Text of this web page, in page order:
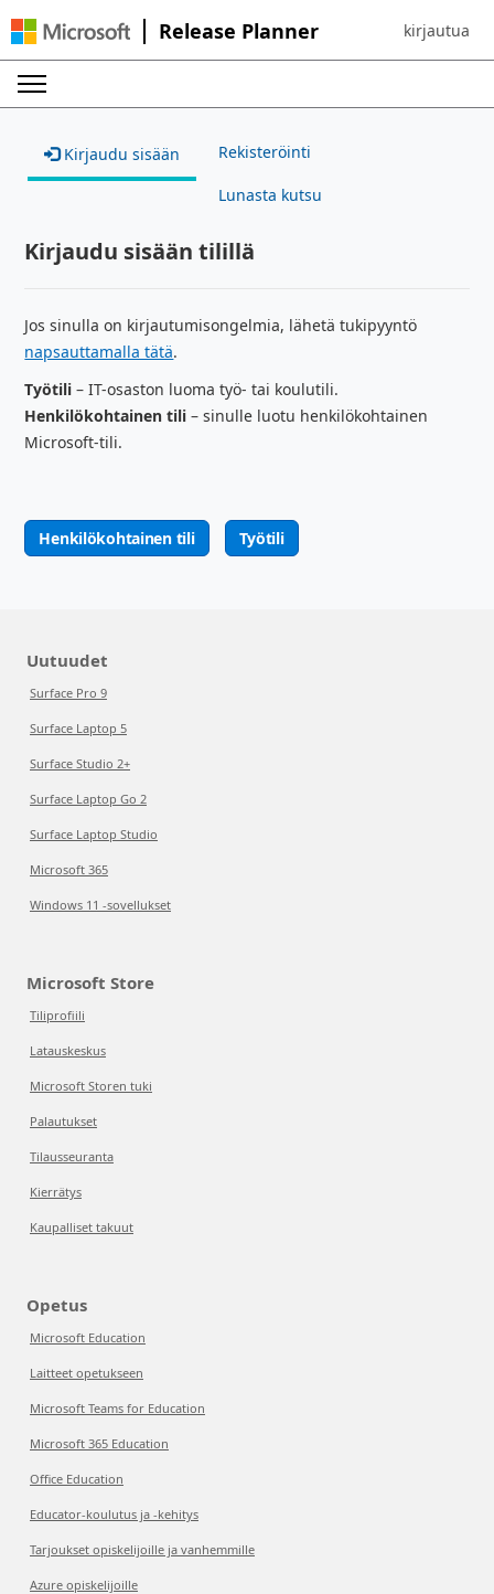
Release Planner Sign in to
kirjautua
Kirjaudu sisään Rekisteröinti
Lunasta kutsu
Kirjaudu sisään tilillä
Jos sinulla on kirjautumisongelmia, lähetä tukipyyntö
napsauttamalla tätä.
Työtili – IT-osaston luoma työ- tai koulutili.
Henkilökohtainen tili – sinulle luotu henkilökohtainen
Microsoft-tili.
Henkilökohtainen tili Työtili
Uutuudet
Surface Pro 9
Surface Laptop 5
Surface Studio 2+
Surface Laptop Go 2
Surface Laptop Studio
Microsoft 365
Windows 11 -sovellukset
Microsoft Store
Tiliprofiili
Latauskeskus
Microsoft Storen tuki
Palautukset
Tilausseuranta
Kierrätys
Kaupalliset takuut
Opetus
Microsoft Education
Laitteet opetukseen
Microsoft Teams for Education
Microsoft 365 Education
Office Education
Educator-koulutus ja -kehitys
Tarjoukset opiskelijoille ja vanhemmille
Azure opiskelijoille